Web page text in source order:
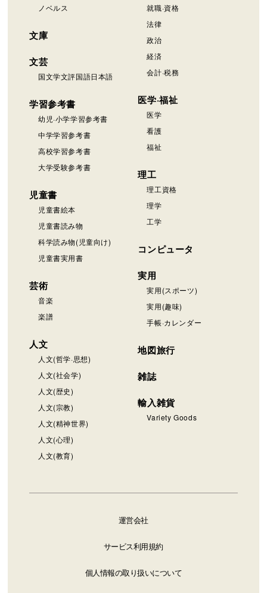
ノベルス
文庫
文芸
国文学文評国語日本語
学習参考書
幼児·小学学習参考書
中学学習参考書
高校学習参考書
大学受験参考書
児童書
児童書絵本
児童書読み物
科学読み物(児童向け)
児童書実用書
芸術
音楽
楽譜
人文
人文(哲学·思想)
人文(社会学)
人文(歴史)
人文(宗教)
人文(精神世界)
人文(心理)
人文(教育)
就職·資格
法律
政治
経済
会計·税務
医学·福祉
医学
看護
福祉
理工
理工資格
理学
工学
コンピュータ
実用
実用(スポーツ)
実用(趣味)
手帳·カレンダー
地図旅行
雑誌
輸入雑貨
Variety Goods
運営会社
サービス利用規約
個人情報の取り扱いについて